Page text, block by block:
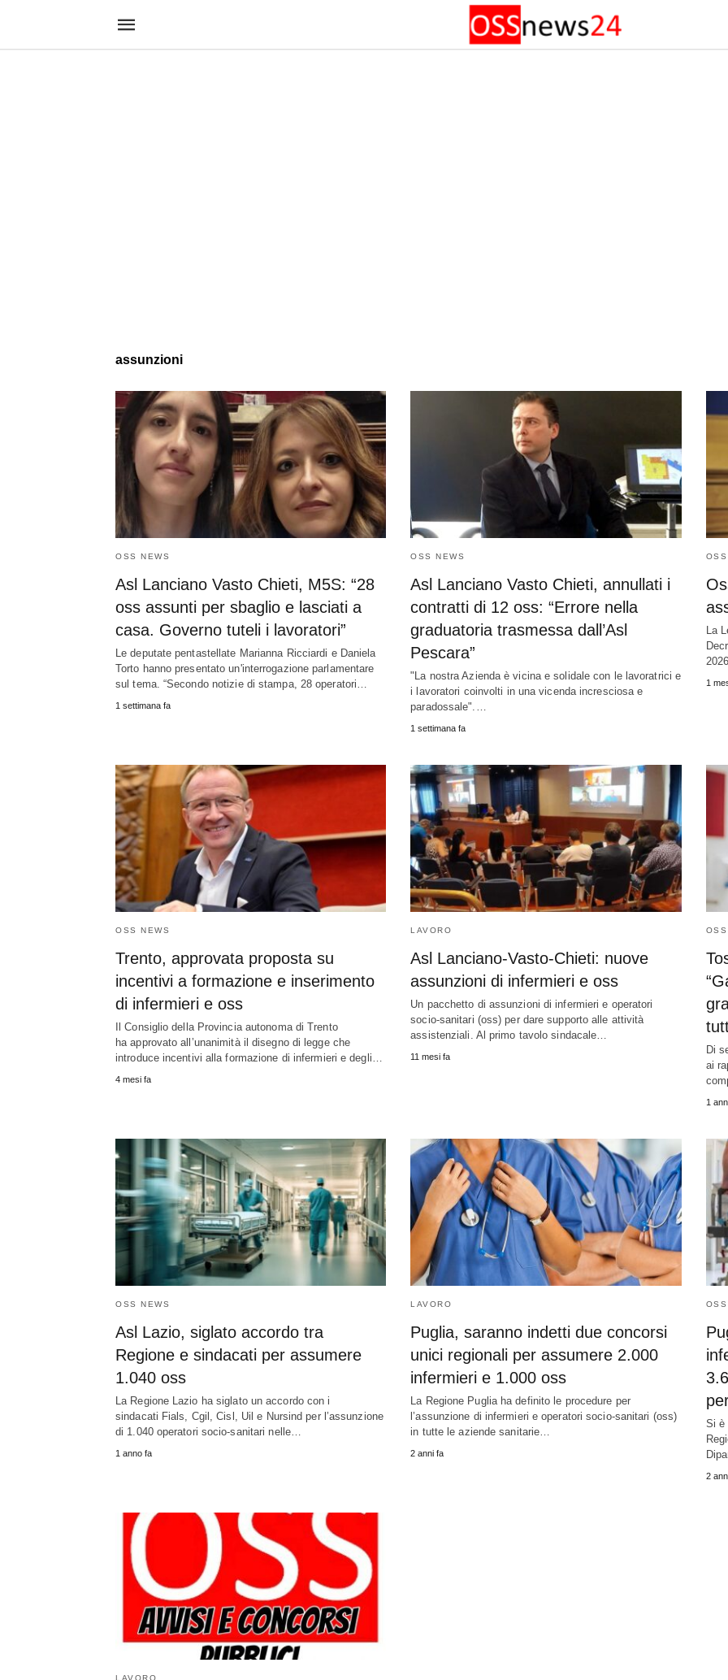
assunzioni
OSS NEWS
Asl Lanciano Vasto Chieti, M5S: “28
oss assunti per sbaglio e lasciati a
casa. Governo tuteli i lavoratori”
Le deputate pentastellate Marianna Ricciardi e Daniela
Torto hanno presentato un'interrogazione parlamentare
sul tema. “Secondo notizie di stampa, 28 operatori…
1 settimana fa
OSS NEWS
Asl Lanciano Vasto Chieti, annullati i
contratti di 12 oss: “Errore nella
graduatoria trasmessa dall’Asl
Pescara”
"La nostra Azienda è vicina e solidale con le lavoratrici e
i lavoratori coinvolti in una vicenda incresciosa e
paradossale".…
1 settimana fa
La
1
OSS NEWS
Trento, approvata proposta su
incentivi a formazione e inserimento
di infermieri e oss
Il Consiglio della Provincia autonoma di Trento
ha approvato all’unanimità il disegno di legge che
introduce incentivi alla formazione di infermieri e degli…
4 mesi fa
LAVORO
Asl Lanciano-Vasto-Chieti: nuove
assunzioni di infermieri e oss
Un pacchetto di assunzioni di infermieri e operatori
socio-sanitari (oss) per dare supporto alle attività
assistenziali. Al primo tavolo sindacale…
11 mesi fa
Di
ai
1
OSS NEWS
Asl Lazio, siglato accordo tra
Regione e sindacati per assumere
1.040 oss
La Regione Lazio ha siglato un accordo con i
sindacati Fials, Cgil, Cisl, Uil e Nursind per l’assunzione
di 1.040 operatori socio-sanitari nelle…
1 anno fa
LAVORO
Puglia, saranno indetti due concorsi
unici regionali per assumere 2.000
infermieri e 1.000 oss
La Regione Puglia ha definito le procedure per
l’assunzione di infermieri e operatori socio-sanitari (oss)
in tutte le aziende sanitarie…
2 anni fa
Si è
2